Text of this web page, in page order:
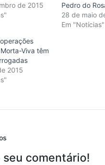
de 2015
Pedro do
28 de maio
Em "Notícias"
Viva têm
2015
seu comentário!